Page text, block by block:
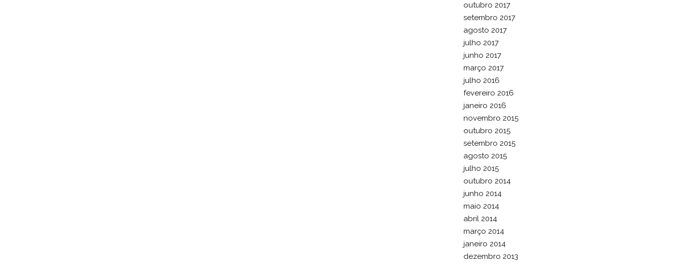
outubro 2017
setembro 2017
agosto 2017
julho 2017
junho 2017
março 2017
julho 2016
fevereiro 2016
janeiro 2016
novembro 2015
outubro 2015
setembro 2015
agosto 2015
julho 2015
outubro 2014
junho 2014
maio 2014
abril 2014
março 2014
janeiro 2014
dezembro 2013